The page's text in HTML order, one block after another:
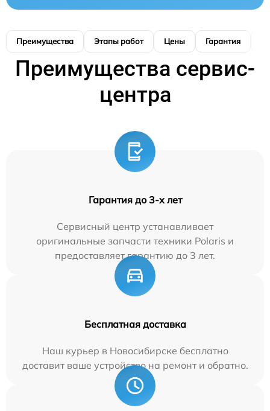
Преимущества Этапы работ Цены Гарантия
Преимущества сервис-
центра
Гарантия до 3-х лет
Сервисный центр устанавливает
оригинальные запчасти техники Polaris и
предоставляет гарантию до 3 лет.
Бесплатная доставка
Наш курьер в Новосибирске бесплатно
доставит ваше устройство на ремонт и обратно.